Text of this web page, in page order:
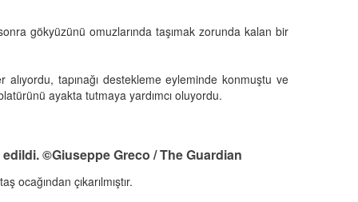
gökyüzünü omuzlarında taşımak zorunda kalan bir
alıyordu, tapınağı destekleme eyleminde konmuştu ve
ayakta tutmaya yardımcı oluyordu.
©Giuseppe Greco / The Guardian
çıkarılmıştır.